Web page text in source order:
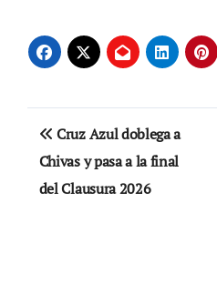
Navegación
de
entradas
Cruz Azul doblega a
Chivas y pasa a la final
del Clausura 2026